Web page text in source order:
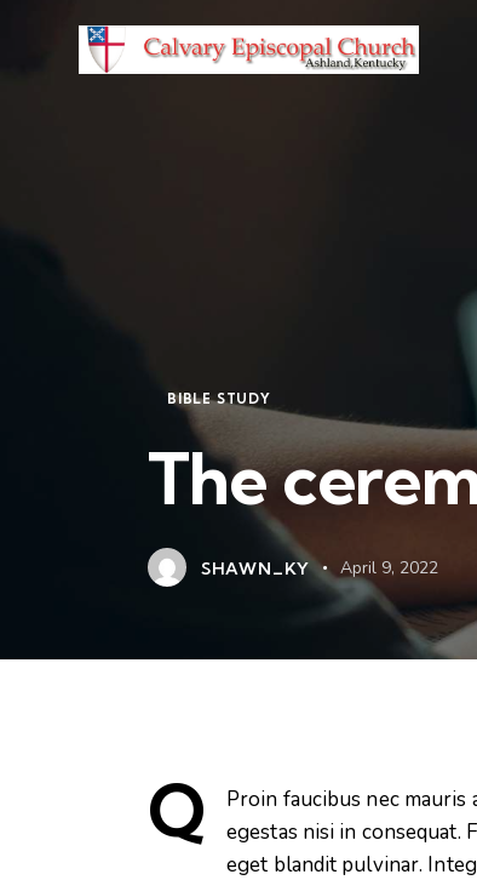
BIBLE STUDY
The
SHAWN_KY April 9, 2022
Q
Proin faucibus nec mauris
egestas nisi in consequat.
eget blandit pulvinar.